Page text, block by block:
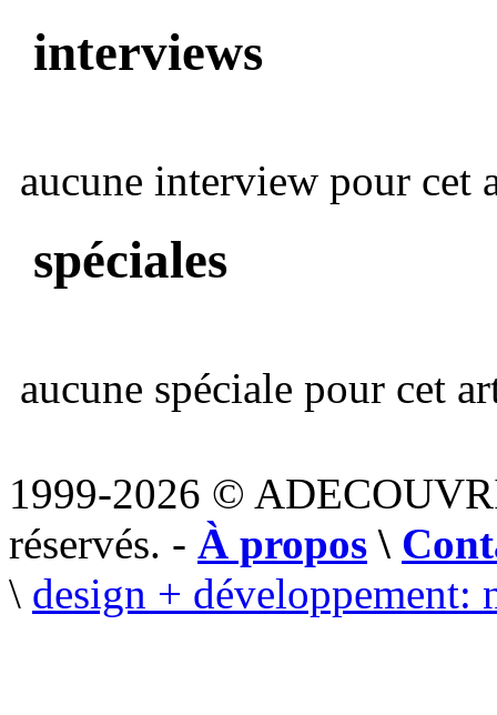
interviews
aucune interview pour cet
spéciales
aucune spéciale pour cet
1999-2026 ©
réservés. - À propos \
\ design + développement: